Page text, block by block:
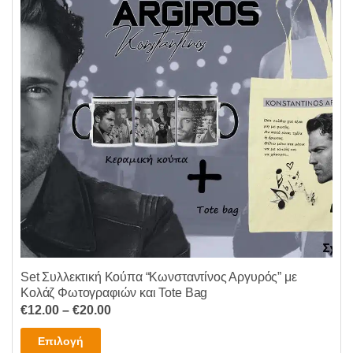
Set Συλλεκτική Κούπα “Κωνσταντίνος Αργυρός” με
Κολάζ Φωτογραφιών και Tote Bag
€12.00 – €20.00Price
Επιλογή